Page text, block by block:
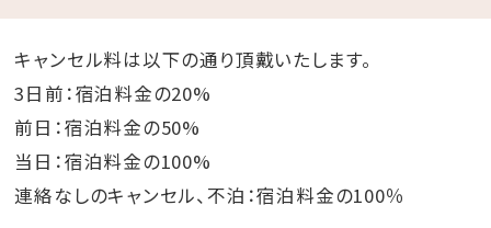
キャンセル料は以下の通り頂戴いたします。
3日前：宿泊料金の20%
前日：宿泊料金の50%
当日：宿泊料金の100%
連絡なしのキャンセル、不泊：宿泊料金の100％